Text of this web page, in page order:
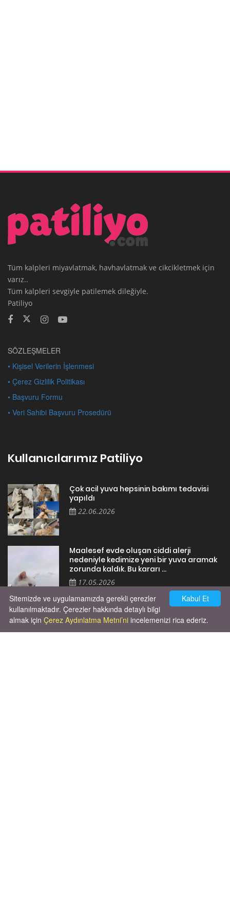
Tüm kalpleri miyavlatmak, havhavlatmak ve cikcikletmek için
varız..
Tüm kalpleri sevgiyle patilemek dileğiyle.
Patiliyo
SÖZLEŞMELER
• Kişisel Verilerin İşlenmesi
• Çerez Gizlilik Politikası
• Başvuru Formu
• Veri Sahibi Başvuru Prosedürü
Kullanıcılarımız Patiliyo
Çok acil yuva hepsinin bakımı tedavisi
yapıldı
22.06.2026
Maalesef evde oluşan ciddi alerji
nedeniyle kedimize yeni bir yuva aramak
zorunda kaldık. Bu kararı ...
17.05.2026
Kabul Et
Sitemizde ve uygulamamızda gerekli çerezler
kullanılmaktadır. Çerezler hakkında detaylı bilgi
almak için Çerez Aydınlatma Metni’ni incelemenizi rica ederiz.